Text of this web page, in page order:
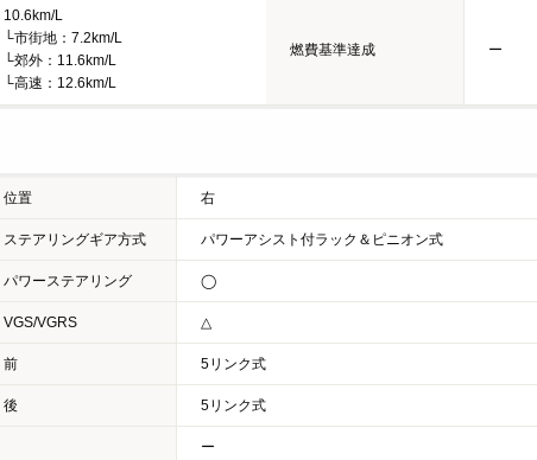
10.6km/L
└市街地：7.2km/L
└郊外：11.6km/L
└高速：12.6km/L
燃費基準達成 ー
位置 右
ステアリングギア方式 パワーアシスト付ラック＆ピニオン式
パワーステアリング ◯
VGS/VGRS △
前 5リンク式
後 5リンク式
ー